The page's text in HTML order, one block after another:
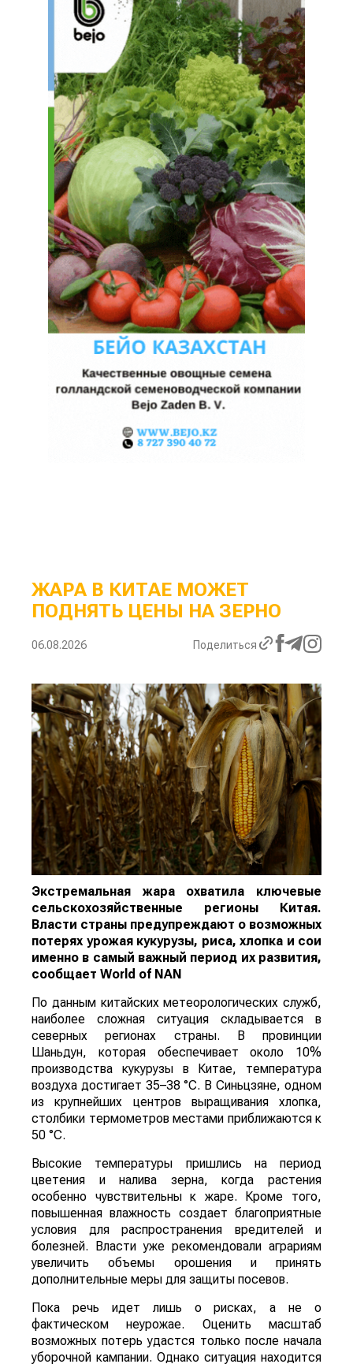
ЖАРА В КИТАЕ МОЖЕТ
ПОДНЯТЬ ЦЕНЫ НА ЗЕРНО
06.08.2026 Поделиться
Экстремальная жара охватила ключевые
сельскохозяйственные регионы Китая.
Власти страны предупреждают о возможных
потерях урожая кукурузы, риса, хлопка и сои
именно в самый важный период их развития,
сообщает World of NAN
По данным китайских метеорологических служб,
наиболее сложная ситуация складывается в
северных регионах страны. В провинции
Шаньдун, которая обеспечивает около 10%
производства кукурузы в Китае, температура
воздуха достигает 35–38 °C. В Синьцзяне, одном
из крупнейших центров выращивания хлопка,
столбики термометров местами приближаются к
50 °C.
Высокие температуры пришлись на период
цветения и налива зерна, когда растения
особенно чувствительны к жаре. Кроме того,
повышенная влажность создает благоприятные
условия для распространения вредителей и
болезней. Власти уже рекомендовали аграриям
увеличить объемы орошения и принять
дополнительные меры для защиты посевов.
Пока речь идет лишь о рисках, а не о
фактическом неурожае. Оценить масштаб
возможных потерь удастся только после начала
уборочной кампании. Однако ситуация находится